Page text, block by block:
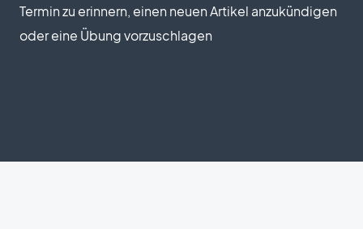
Termin zu erinnern, einen neuen Artikel anzukündigen
oder eine Übung vorzuschlagen